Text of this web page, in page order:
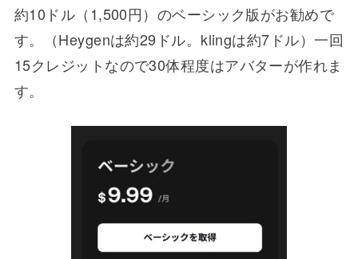
約10ドル（1,500円）のベーシック版がお勧めで
す。（Heygenは約29ドル。klingは約7ドル）一回
15クレジットなので30体程度はアバターが作れま
す。